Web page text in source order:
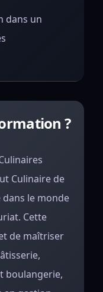
dans un
?
Culinaire de
le monde
Cette
de maîtriser
boulangerie,